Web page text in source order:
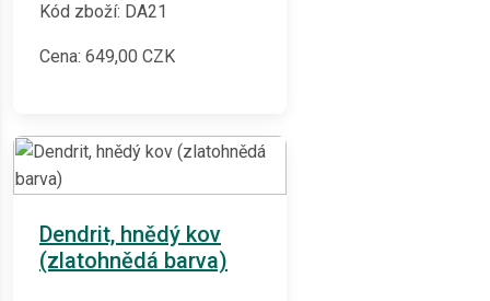
Kód zboží: DA21
Cena: 649,00 CZK
Dendrit, hnědý kov
(zlatohnědá barva)